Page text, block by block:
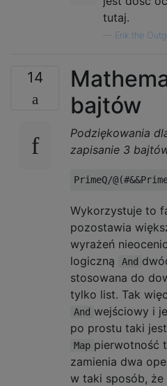
tutaj.
Erik the
14
bajtów
Podziękowania
zapisanie 3
Wykorzystuje to
pozostawia
wyrażeń
logiczną
And
stosowana do
tylko list. Tak
And wejściowy i
po prostu taki
Map pierwotność
zamienia dwa
w taki sposób, że